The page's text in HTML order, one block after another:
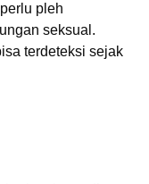
pleh
seksual.
terdeteksi sejak